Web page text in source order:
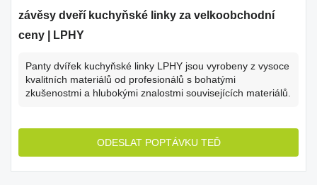
závěsy dveří kuchyňské linky za velkoobchodní
ceny | LPHY
Panty dvířek kuchyňské linky LPHY jsou vyrobeny z vysoce
kvalitních materiálů od profesionálů s bohatými
zkušenostmi a hlubokými znalostmi souvisejících materiálů.
ODESLAT POPTÁVKU TEĎ